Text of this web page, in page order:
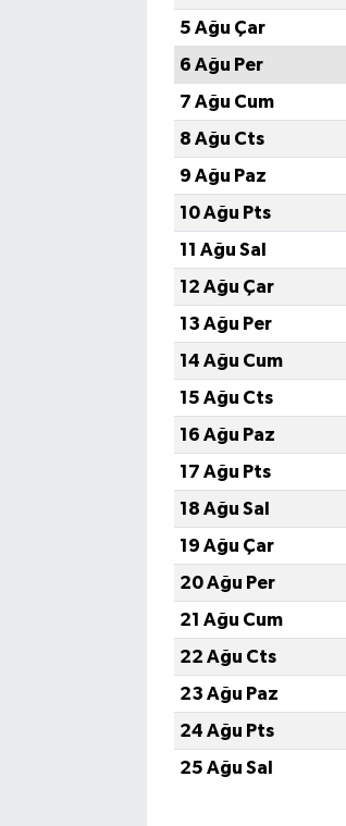
5 Ağu Çar
6 Ağu Per
7 Ağu Cum
8 Ağu Cts
9 Ağu Paz
10 Ağu Pts
11 Ağu Sal
12 Ağu Çar
13 Ağu Per
14 Ağu Cum
15 Ağu Cts
16 Ağu Paz
17 Ağu Pts
18 Ağu Sal
19 Ağu Çar
20 Ağu Per
21 Ağu Cum
22 Ağu Cts
23 Ağu Paz
24 Ağu Pts
25 Ağu Sal